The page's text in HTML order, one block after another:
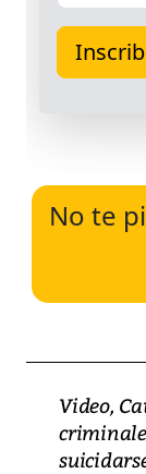
No te
Video,